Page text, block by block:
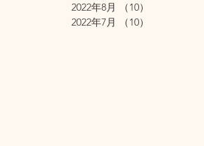
2022年8月
（10）
2022年7月
（10）